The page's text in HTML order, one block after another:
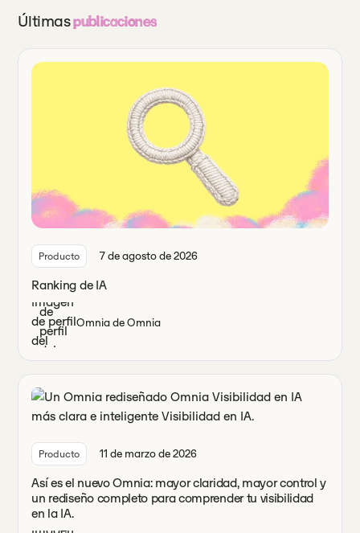
Últimaspublicaciones
Producto 7 de agosto de 2026
Ranking de IA
Omnia de Omnia
Producto 11 de marzo de 2026
Así es el nuevo Omnia: mayor claridad, mayor control y
un rediseño completo para comprender tu visibilidad
en la IA.